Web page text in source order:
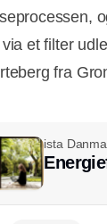
et filter
fra
ista